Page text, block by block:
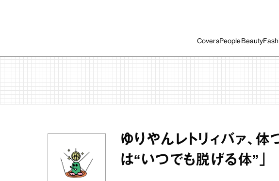
CoversPeople Beauty
ゆりやんレトリィバァ、
は“いつでも脱げる体”」